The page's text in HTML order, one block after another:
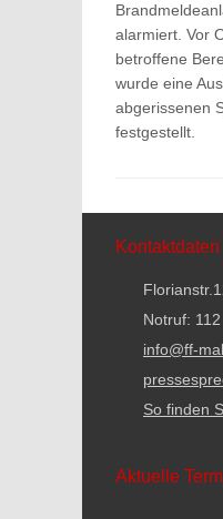
alarmiert. Vor
betroffene
wurde eine
abgerissenen
festgestellt.
Kontaktdaten
Notruf: 112
info@ff-
So finden
Aktuelle